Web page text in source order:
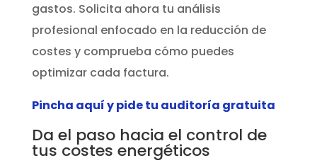
gastos. Solicita ahora tu análisis
profesional enfocado en la reducción de
costes y comprueba cómo puedes
optimizar cada factura.
Pincha aquí y pide tu auditoría gratuita
Da el paso hacia el control de
tus costes energéticos